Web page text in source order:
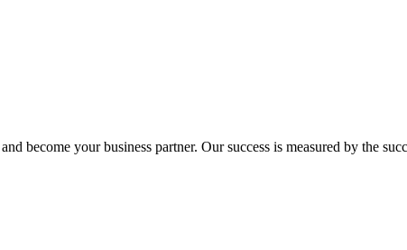
become your business partner. Our success is measured by the